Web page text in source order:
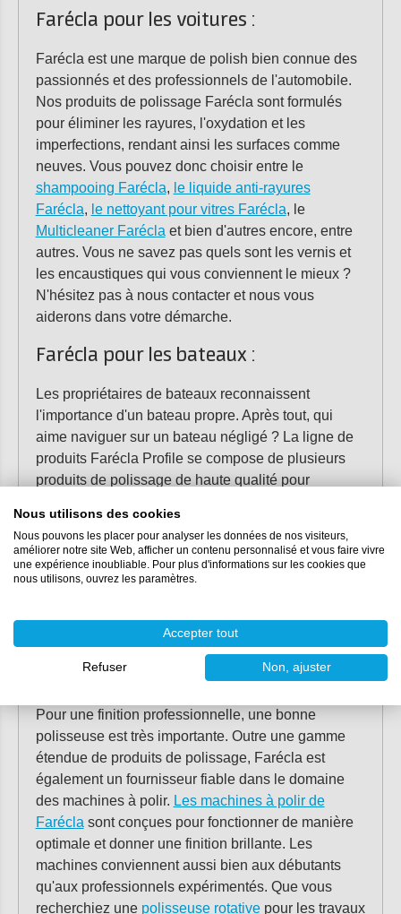
Farécla pour les voitures :
Farécla est une marque de polish bien connue des
passionnés et des professionnels de l'automobile.
Nos produits de polissage Farécla sont formulés
pour éliminer les rayures, l'oxydation et les
imperfections, rendant ainsi les surfaces comme
neuves. Vous pouvez donc choisir entre le
shampooing Farécla, le liquide anti-rayures
Farécla, le nettoyant pour vitres Farécla, le
Multicleaner Farécla et bien d'autres encore, entre
autres. Vous ne savez pas quels sont les vernis et
les encaustiques qui vous conviennent le mieux ?
N'hésitez pas à nous contacter et nous vous
aiderons dans votre démarche.
Farécla pour les bateaux :
Les propriétaires de bateaux reconnaissent
l'importance d'un bateau propre. Après tout, qui
aime naviguer sur un bateau négligé ? La ligne de
produits Farécla Profile se compose de plusieurs
produits de polissage de haute qualité pour
produits Farécla Profile, les taches ternes et les
revêtements altérés appartiennent au passé.
Pensez àFarécla All In One Polish,Farécla Surface
Sealant ,Farécla G3 Wax,
Les polisseurs Farécla :
Pour une finition professionnelle, une bonne
polisseuse est très importante. Outre une gamme
étendue de produits de polissage, Farécla est
également un fournisseur fiable dans le domaine
des machines à polir. Les machines à polir de
Farécla sont conçues pour fonctionner de manière
optimale et donner une finition brillante. Les
machines conviennent aussi bien aux débutants
qu'aux professionnels expérimentés. Que vous
recherchiez une polisseuse rotativepour les travaux
Nous utilisons des cookies
Nous pouvons les placer pour analyser les données de nos visiteurs,
améliorer notre site Web, afficher un contenu personnalisé et vous faire vivre
une expérience inoubliable. Pour plus d'informations sur les cookies que
nous utilisons, ouvrez les paramètres.
Accepter tout
Refuser Non, ajuster